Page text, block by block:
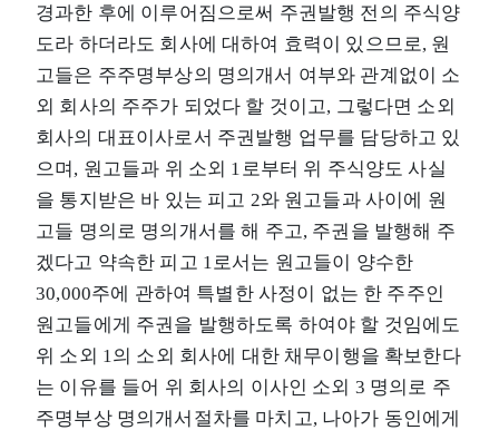
경과한 후에 이루어짐으로써 주권발행 전의 주식양
도라 하더라도 회사에 대하여 효력이 있으므로, 원
고들은 주주명부상의 명의개서 여부와 관계없이 소
외 회사의 주주가 되었다 할 것이고, 그렇다면 소외
회사의 대표이사로서 주권발행 업무를 담당하고 있
으며, 원고들과 위 소외 1로부터 위 주식양도 사실
을 통지받은 바 있는 피고 2와 원고들과 사이에 원
고들 명의로 명의개서를 해 주고, 주권을 발행해 주
겠다고 약속한 피고 1로서는 원고들이 양수한
30,000주에 관하여 특별한 사정이 없는 한 주주인
원고들에게 주권을 발행하도록 하여야 할 것임에도
위 소외 1의 소외 회사에 대한 채무이행을 확보한다
는 이유를 들어 위 회사의 이사인 소외 3 명의로 주
주명부상 명의개서절차를 마치고, 나아가 동인에게